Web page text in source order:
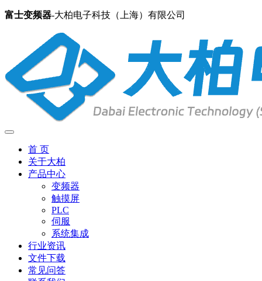
富士变频器-大柏电子科技（上海）有限公司
首 页
关于大柏
产品中心
变频器
触摸屏
PLC
伺服
系统集成
行业资讯
文件下载
常见问答